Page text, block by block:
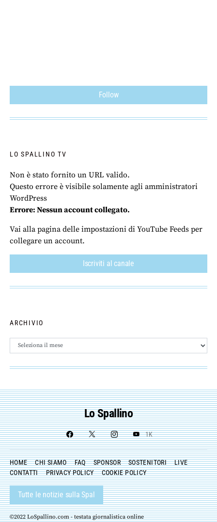
Follow
LO SPALLINO TV
Non è stato fornito un URL valido.
Questo errore è visibile solamente agli amministratori
WordPress
Errore: Nessun account collegato.
Vai alla pagina delle impostazioni di YouTube Feeds per
collegare un account.
Iscriviti al canale
ARCHIVIO
Archivio
Lo Spallino
1K
HOME CHI SIAMO FAQ SPONSOR SOSTENITORI
LIVE
CONTATTI
PRIVACY POLICY COOKIE POLICY
Tutte le notizie sulla Spal
©2022 LoSpallino.com - testata giornalistica online